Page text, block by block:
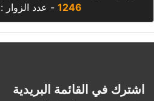
1246 - عدد الزوار
اشترك في القائمة البريدية